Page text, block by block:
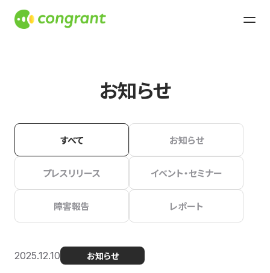
お知らせ
すべて お知らせ
プレスリリース イベント・セミナー
障害報告 レポート
2025.12.10 お知らせ